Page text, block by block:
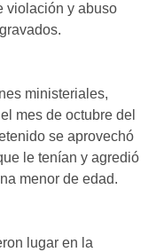
violación y abuso
ministeriales,
mes de octubre del
se aprovechó
le tenían y agredió
menor de edad.
lugar en la